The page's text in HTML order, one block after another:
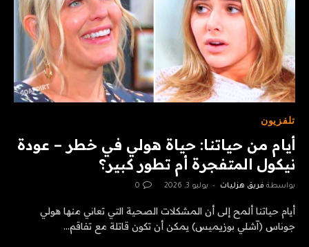
تلفزيون
أيام من حياتنا: حياة هولي في خطر – عودة
نيكول المتفجرة أم تطور كبير؟
بواسطة فريق هزليات يوليو 3, 2026 0
أيام حياتنا ألمح إلى أن المشكلات الصحية التي تعاني منها هولي
جوناس (آشلي بوزيميس) يمكن أن تكون قاتلة مع تفاقم…